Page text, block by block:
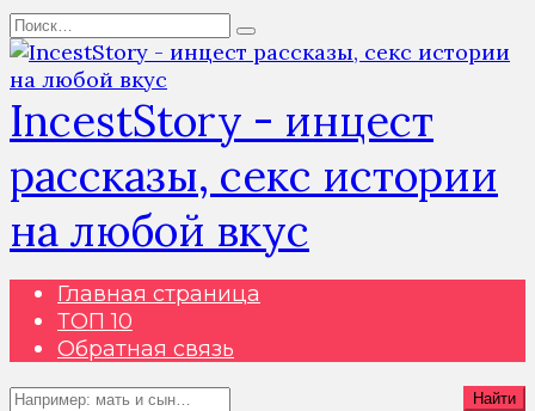
Перейти
к
содержанию
Search
for:
IncestStory - инцест
рассказы, секс истории
на любой вкус
Главная страница
ТОП 10
Обратная связь
Search
Найти